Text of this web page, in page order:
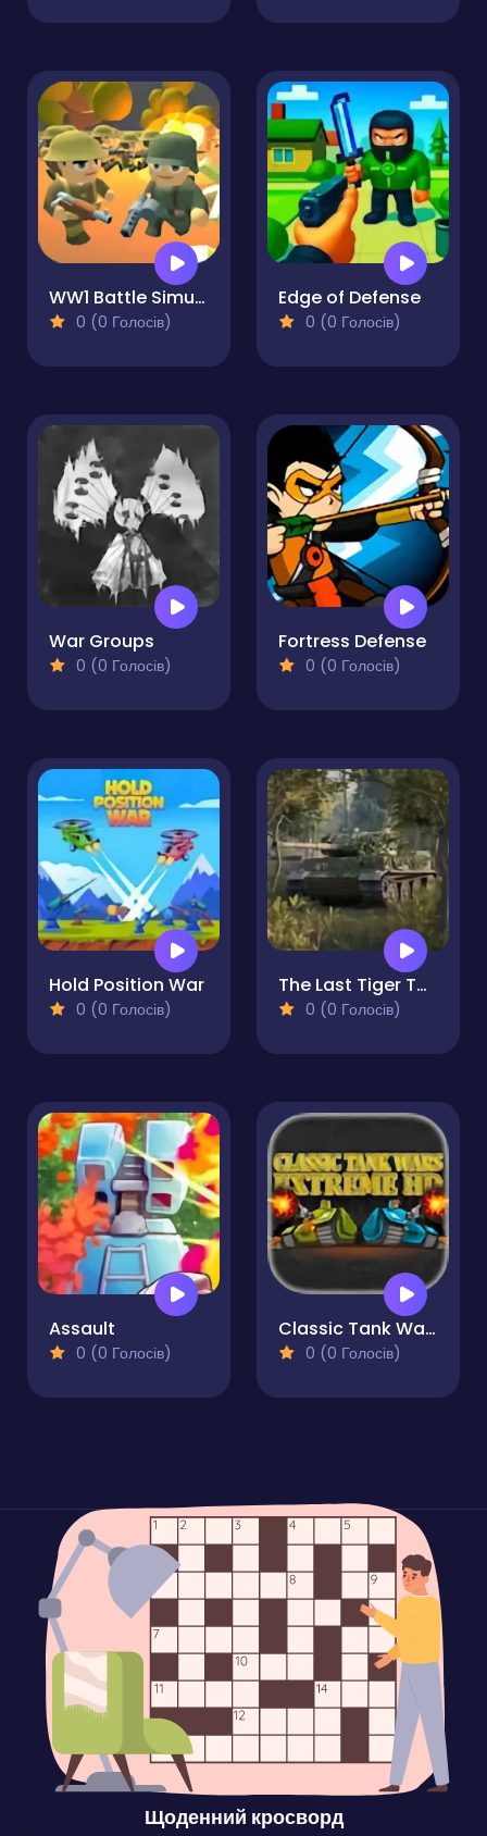
WW1 Battle Simulator
0 (0 Голосів)
Edge of Defense
0 (0 Голосів)
War Groups
0 (0 Голосів)
Fortress Defense
0 (0 Голосів)
Hold Position War
0 (0 Голосів)
The Last Tiger Tank Simulator
0 (0 Голосів)
Assault
0 (0 Голосів)
Classic Tank Wars Extreme HD
0 (0 Голосів)
Щоденний кросворд